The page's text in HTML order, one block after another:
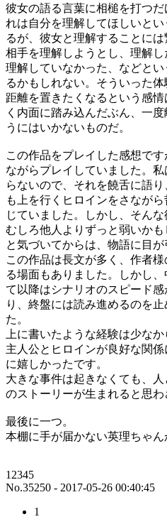
彼女の語る言葉に相槌を打つ
れは自分を理解してほしいと
るが、彼女と理解することには
相手を理解しようとし、理解
理解していなかった、などと
るかもしれない。そういった
距離を置きたくなるという感
く内面に踏み込んだぶん、一
うにはいかないものだ。
この作品をプレイした感想で
ながらプレイしていました。
らないので、それを饒舌に語
も上を行くヒロインをさなが
じていました。しかし、そん
むしろ他人よりずっと弱いか
と気づいてからは、物語に目
この作品は長文が多く、作者
る場面もありました。しかし
て以降はシナリオのスピード
り、終盤には読み進めるのを
た。
上に書いたような経験は少な
主人公とヒロインが良好な関
に嬉しかったです。
大きな事件は起きなくても、
のストーリーが生まれると思わ
最後に一つ。
本棚に手が届かない英理ちゃん
12345
No.35250 - 2017-05-26 00:40:45
1